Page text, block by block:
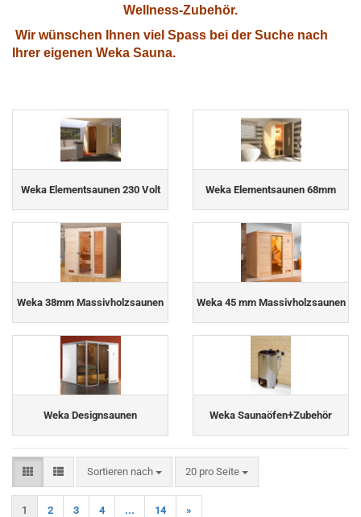
Wellness-Zubehör.
Wir wünschen Ihnen viel Spass bei der Suche nach
Ihrer eigenen Weka Sauna.
Weka Elementsaunen 230 Volt Weka Elementsaunen 68mm
Weka 38mm Massivholzsaunen Weka 45 mm Massivholzsaunen
Weka Designsaunen Weka Saunaöfen+Zubehör
Sortieren nach
Sortieren nach 20 pro Seite
pro Seite
1 2 3 4 ... 14 »